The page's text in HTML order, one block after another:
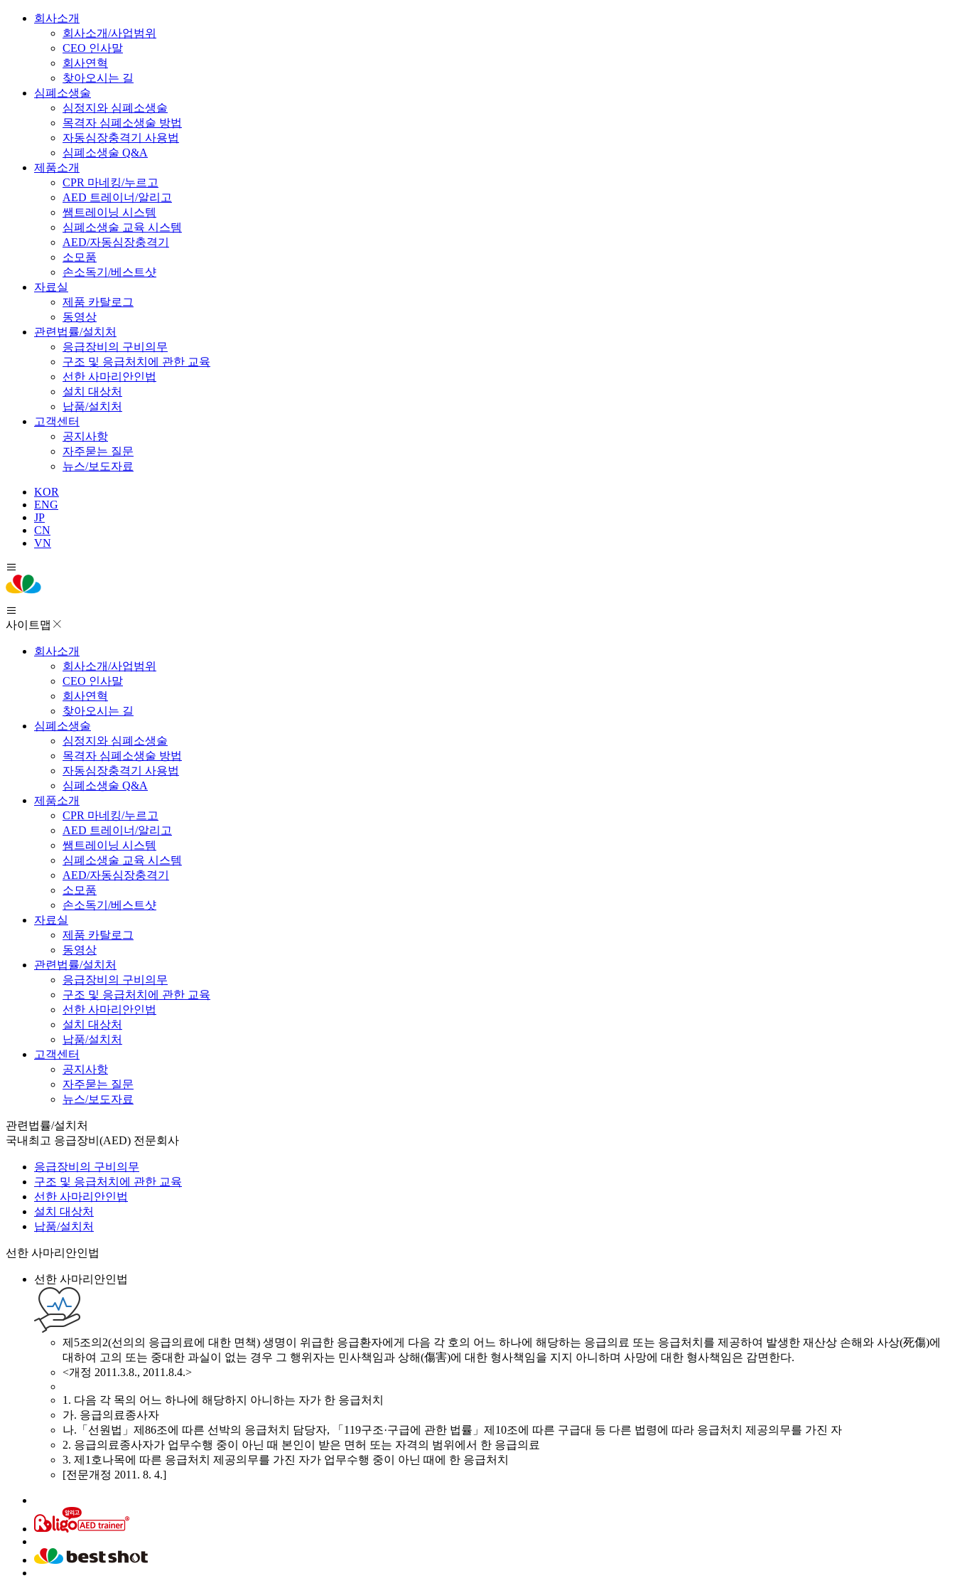
회사소개
회사소개/사업범위
CEO 인사말
회사연혁
찾아오시는 길
심폐소생술
심정지와 심폐소생술
목격자 심폐소생술 방법
자동심장충격기 사용법
심폐소생술 Q&A
제품소개
CPR 마네킹/누르고
AED 트레이너/알리고
쌤트레이닝 시스템
심폐소생술 교육 시스템
AED/자동심장충격기
소모품
손소독기/베스트샷
자료실
제품 카탈로그
동영상
관련법률/설치처
응급장비의 구비의무
구조 및 응급처치에 관한 교육
선한 사마리안인법
설치 대상처
납품/설치처
고객센터
공지사항
자주묻는 질문
뉴스/보도자료
KOR
ENG
JP
CN
VN
사이트맵
회사소개
회사소개/사업범위
CEO 인사말
회사연혁
찾아오시는 길
심폐소생술
심정지와 심폐소생술
목격자 심폐소생술 방법
자동심장충격기 사용법
심폐소생술 Q&A
제품소개
CPR 마네킹/누르고
AED 트레이너/알리고
쌤트레이닝 시스템
심폐소생술 교육 시스템
AED/자동심장충격기
소모품
손소독기/베스트샷
자료실
제품 카탈로그
동영상
관련법률/설치처
응급장비의 구비의무
구조 및 응급처치에 관한 교육
선한 사마리안인법
설치 대상처
납품/설치처
고객센터
공지사항
자주묻는 질문
뉴스/보도자료
관련법률/설치처
국내최고 응급장비(AED) 전문회사
응급장비의 구비의무
구조 및 응급처치에 관한 교육
선한 사마리안인법
설치 대상처
납품/설치처
선한 사마리안인법
선한 사마리안인법
제5조의2(선의의 응급의료에 대한 면책) 생명이 위급한 응급환자에게 다음 각 호의 어느 하나에 해당하는 응급의료 또는 응급처치를 제공하여 발생한 재산상 손해와 사상(死傷)에
대하여 고의 또는 중대한 과실이 없는 경우 그 행위자는 민사책임과 상해(傷害)에 대한 형사책임을 지지 아니하며 사망에 대한 형사책임은 감면한다.
<개정 2011.3.8., 2011.8.4.>
1. 다음 각 목의 어느 하나에 해당하지 아니하는 자가 한 응급처치
가. 응급의료종사자
나.「선원법」제86조에 따른 선박의 응급처치 담당자, 「119구조·구급에 관한 법률」제10조에 따른 구급대 등 다른 법령에 따라 응급처치 제공의무를 가진 자
2. 응급의료종사자가 업무수행 중이 아닌 때 본인이 받은 면허 또는 자격의 범위에서 한 응급의료
3. 제1호나목에 따른 응급처치 제공의무를 가진 자가 업무수행 중이 아닌 때에 한 응급처치
[전문개정 2011. 8. 4.]